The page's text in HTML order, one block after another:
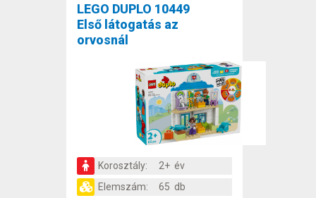
LEGO DUPLO 10449
Első látogatás az
orvosnál
Korosztály:
2+ év
Elemszám:
65 db